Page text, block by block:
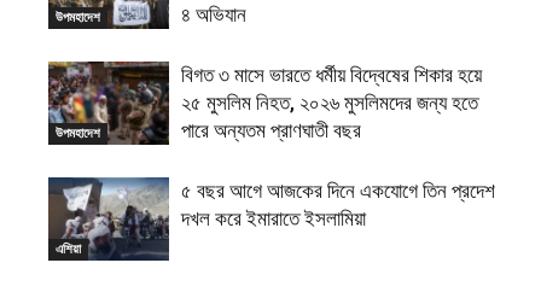
উপমহাদেশ
৪ অভিযান
উপমহাদেশ
বিগত ৩ মাসে ভারতে ধর্মীয় বিদ্বেষের শিকার হয়ে
২৫ মুসলিম নিহত, ২০২৬ মুসলিমদের জন্য হতে
পারে অন্যতম প্রাণঘাতী বছর
এশিয়া
৫ বছর আগে আজকের দিনে একযোগে তিন প্রদেশ
দখল করে ইমারাতে ইসলামিয়া